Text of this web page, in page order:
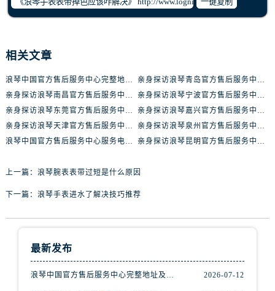
辽宁省辽阳市白塔区新运大街浪琴售后服务中心（需提前预约）
辽宁省盘锦市兴隆台区石油大街浪琴售后服务中心（需提前预约）
辽宁省铁岭市银州区南马路浪琴售后服务中心（需提前预约）
辽宁省营口市站前区市府路与渤海大街交叉口浪琴售后服务中心（需提前预约）
河北省保定市竞秀区朝阳北大街北国先天下浪琴售后服务中心（需提前预约）
内蒙古自治区包头市青山区幸福路甲3号王府井百货名表维修浪琴售后服务中心（需提前预约）
相关文章
浪琴中国官方售后服务中心完整地址及热线实地考察报告+多信源验证（2026年7月最新）
亲身探访浪琴青岛官方售后服务中心｜最新电话及地址（2026年7月最新）
亲身探访浪琴南昌官方售后服务中心｜最新电话及地址（2026年7月最新）
亲身探访浪琴宁波官方售后服务中心｜网点地址及售后热线（2026年7月最新）
亲身探访浪琴东莞官方售后服务中心｜地址与联系电话（2026年7月最新）
亲身探访浪琴嘉兴官方售后服务中心｜热线电话与网点地址（2026年7月最新）
亲身探访浪琴天津官方售后服务中心｜详细地址与售后电话（2026年7月最新）
亲身探访浪琴泉州官方售后服务中心｜全新地址电话一览（2026年7月最新）
浪琴中国官方售后服务中心服务电话与网点地址实地考察报告_多信源验证（2026年7月最新）
亲身探访浪琴昆明官方售后服务中心｜最新地址与售后热线（2026年7月最新）
上一篇： 浪琴腕表表带过短是什么原因
下一篇： 浪琴手表进水了解决技巧推荐
最新发布
浪琴中国官方售后服务中心完整地址及热线实地考察报告+多信源验证（2026年7月最新） 2026-07-12